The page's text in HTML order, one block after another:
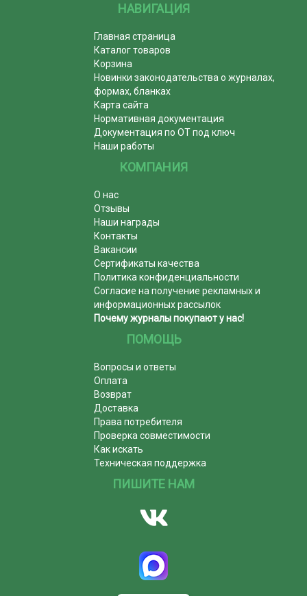
НАВИГАЦИЯ
Главная страница
Каталог товаров
Корзина
Новинки законодательства о журналах,
формах, бланках
Карта сайта
Нормативная документация
Документация по ОТ под ключ
Наши работы
КОМПАНИЯ
О нас
Отзывы
Наши награды
Контакты
Вакансии
Сертификаты качества
Политика конфиденциальности
Согласие на получение рекламных и
информационных рассылок
Почему журналы покупают у нас!
ПОМОЩЬ
Вопросы и ответы
Оплата
Возврат
Доставка
Права потребителя
Проверка совместимости
Как искать
Техническая поддержка
ПИШИТЕ НАМ